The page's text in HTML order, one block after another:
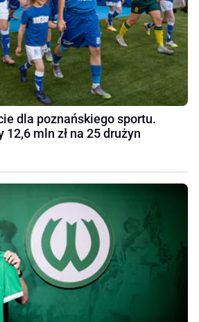
dla poznańskiego sportu.
mln zł na 25 drużyn